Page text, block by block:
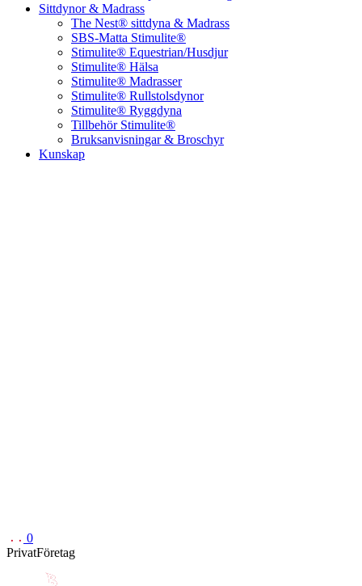
Sittdynor & Madrass
The Nest® sittdyna & Madrass
SBS-Matta Stimulite®
Stimulite® Equestrian/Husdjur
Stimulite® Hälsa
Stimulite® Madrasser
Stimulite® Rullstolsdynor
Stimulite® Ryggdyna
Tillbehör Stimulite®
Bruksanvisningar & Broschyr
Kunskap
0
PrivatFöretag